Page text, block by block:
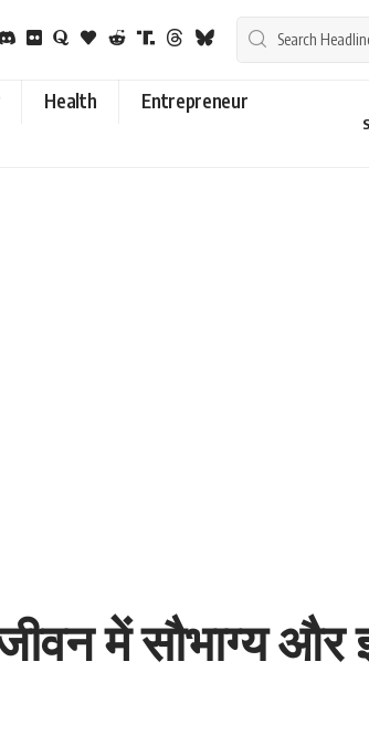
Health
Entrepreneur
में सौभाग्य और